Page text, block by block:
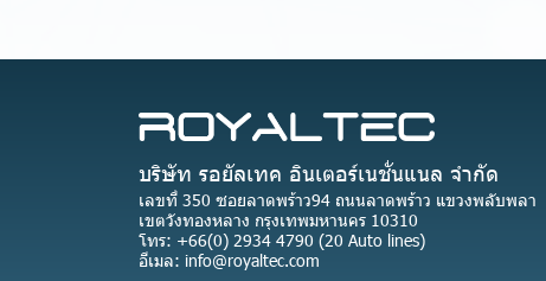
บริษัท รอยัลเทค อินเตอร์เนชั่นแนล จำกัด
เลขที่ 350 ซอยลาดพร้าว94 ถนนลาดพร้าว แขวงพลับพลา
เขตวังทองหลาง กรุงเทพมหานคร 10310
โทร: +66(0) 2934 4790 (20 Auto lines)
อีเมล: info@royaltec.com